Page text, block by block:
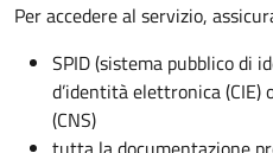
Per accedere al servizio,
SPID (sistema pubblico di
d’identità elettronica (CIE)
(CNS)